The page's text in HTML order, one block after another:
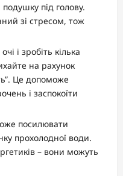
під голову.
зі стресом, тож
і зробіть кілька
на рахунок
Це допоможе
і заспокоїти
посилювати
прохолодної води.
– вони можуть